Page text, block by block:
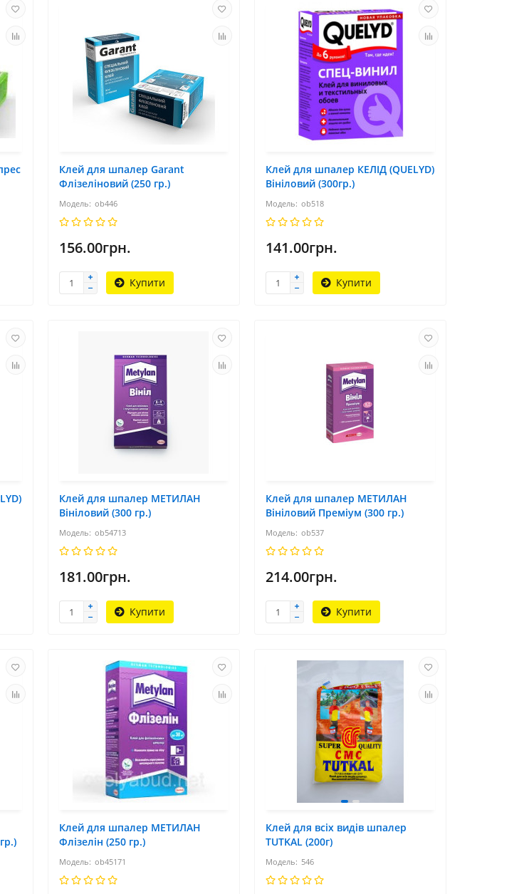
Клей для шпалер Garant
Флізеліновий (250 гр.)
ob446
156.00грн.
Купити
Клей для шпалер КЕЛІД (QUELYD)
Вініловий (300гр.)
ob518
141.00грн.
Купити
Клей для шпалер МЕТИЛАН
Вініловий (300 гр.)
ob54713
181.00грн.
Купити
Клей для шпалер МЕТИЛАН
Вініловий Преміум (300 гр.)
ob537
214.00грн.
Купити
Клей для шпалер МЕТИЛАН
Флізелін (250 гр.)
ob45171
Клей для всіх видів шпалер
TUTKAL (200г)
546